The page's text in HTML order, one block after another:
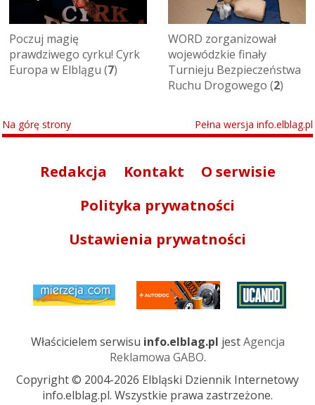
Poczuj magię
prawdziwego cyrku! Cyrk
Europa w Elblągu (7)
WORD zorganizował
wojewódzkie finały
Turnieju Bezpieczeństwa
Ruchu Drogowego (2)
Na górę strony Pełna wersja info.elblag.pl
Redakcja Kontakt
O serwisie
Polityka prywatności
Ustawienia prywatności
Właścicielem serwisu info.elblag.pl jestAgencja
Reklamowa GABO.
Copyright © 2004-2026 Elbląski Dziennik Internetowy
info.elblag.pl. Wszystkie prawa zastrzeżone.